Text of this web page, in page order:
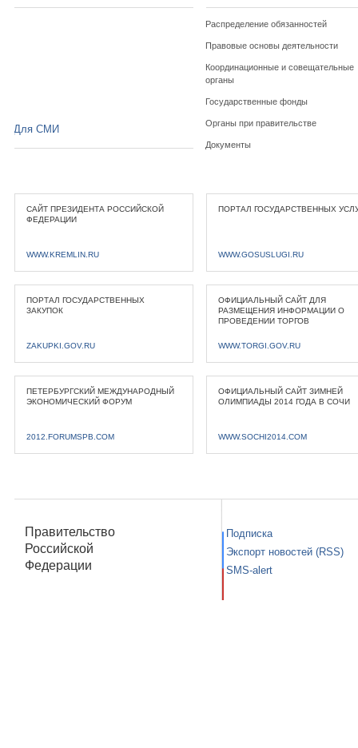
Распределение обязанностей
Правовые основы деятельности
Координационные и совещательные
органы
Государственные фонды
Органы при правительстве
Документы
Для СМИ
САЙТ ПРЕЗИДЕНТА РОССИЙСКОЙ
ФЕДЕРАЦИИ
WWW.KREMLIN.RU
ПОРТАЛ ГОСУДАРСТВЕННЫХ
WWW.GOSUSLUGI.RU
ПОРТАЛ ГОСУДАРСТВЕННЫХ
ЗАКУПОК
ZAKUPKI.GOV.RU
ОФИЦИАЛЬНЫЙ САЙТ ДЛЯ
РАЗМЕЩЕНИЯ ИНФОРМАЦИИ О
ПРОВЕДЕНИИ ТОРГОВ
WWW.TORGI.GOV.RU
ПЕТЕРБУРГСКИЙ МЕЖДУНАРОДНЫЙ
ЭКОНОМИЧЕСКИЙ ФОРУМ
2012.FORUMSPB.COM
ОФИЦИАЛЬНЫЙ САЙТ ЗИМНЕЙ
ОЛИМПИАДЫ 2014 ГОДА В СОЧИ
WWW.SOCHI2014.COM
Правительство
Российской
Федерации
Подписка
Экспорт новостей (RSS)
SMS-alert